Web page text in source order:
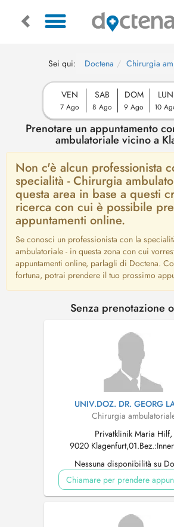
Sei qui: Doctena Chirurgia
VEN
7 Ago
SAB
8 Ago
DOM
9 Ago
LUN
10
Prenotare un appuntamento
ambulatoriale vicino a
Non c'è alcun professionista
specialità - Chirurgia
questa area in base a questi
ricerca con cui è possibile
appuntamenti online.
Se conosci un professionista con la
ambulatoriale - in questa zona con cui
appuntamenti online, parlagli di Doctena.
fortuna, potrai prendere il tuo prossimo
Senza prenotazione
UNIV.DOZ. DR. GEORG
Chirurgia
Privatklinik Maria Hilf,
9020
Nessuna disponibilità su
Chiamare per prendere